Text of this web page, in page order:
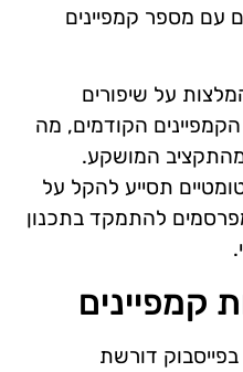
עם מספר קמפיינים
על שיפורים
הקודמים, מה
המושקע.
תסייע להקל על
להתמקד בתכנון
קמפיינים
דורשת